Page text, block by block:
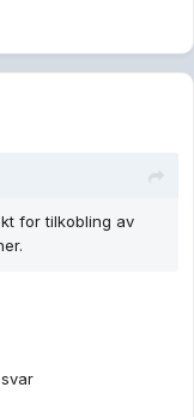
for tilkobling av